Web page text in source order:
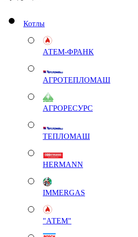
Котлы
АТЕМ-ФРАНК
АГРОТЕПЛОМАШ
АГРОРЕСУРС
ТЕПЛОМАШ
HERMANN
IMMERGAS
"АТЕМ"